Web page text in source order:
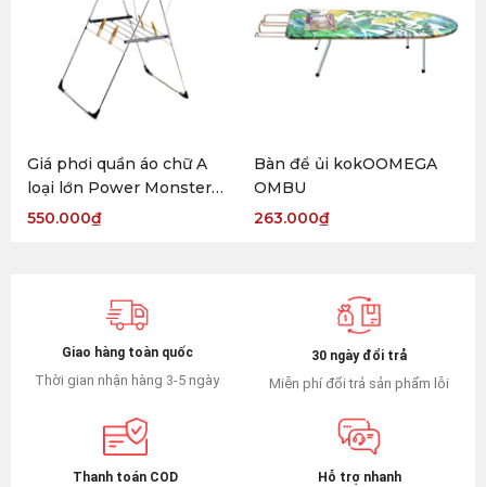
Giá phơi quần áo chữ A
loại lớn Power Monster
VIDC
550.000₫
Bàn để ủi kokOOMEGA
OMBU
263.000₫
Giao hàng toàn quốc
Thời gian nhận hàng 3-5 ngày
30 ngày đổi trả
Miễn phí đổi trả sản phẩm lỗi
Thanh toán COD Hỗ trợ nhanh